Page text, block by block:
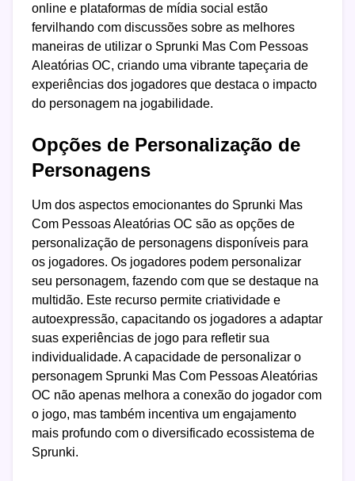
online e plataformas de mídia social estão
fervilhando com discussões sobre as melhores
maneiras de utilizar o Sprunki Mas Com Pessoas
Aleatórias OC, criando uma vibrante tapeçaria de
experiências dos jogadores que destaca o impacto
do personagem na jogabilidade.
Opções de Personalização de
Personagens
Um dos aspectos emocionantes do Sprunki Mas
Com Pessoas Aleatórias OC são as opções de
personalização de personagens disponíveis para
os jogadores. Os jogadores podem personalizar
seu personagem, fazendo com que se destaque na
multidão. Este recurso permite criatividade e
autoexpressão, capacitando os jogadores a adaptar
suas experiências de jogo para refletir sua
individualidade. A capacidade de personalizar o
personagem Sprunki Mas Com Pessoas Aleatórias
OC não apenas melhora a conexão do jogador com
o jogo, mas também incentiva um engajamento
mais profundo com o diversificado ecossistema de
Sprunki.